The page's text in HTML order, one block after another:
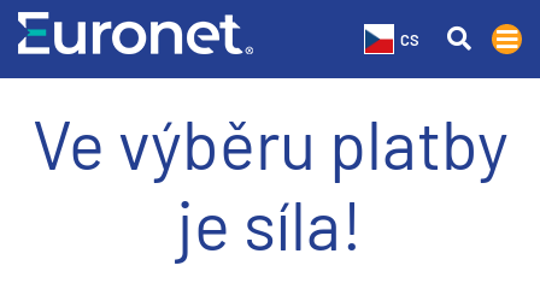
CS
Ve výběru platby
je síla!